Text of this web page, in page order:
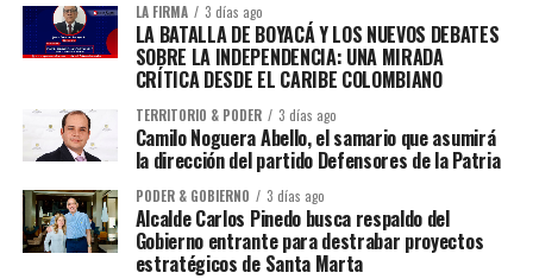
LA FIRMA 3 días ago
LA BATALLA DE BOYACÁ Y LOS NUEVOS DEBATES
SOBRE LA INDEPENDENCIA: UNA MIRADA
CRÍTICA DESDE EL CARIBE COLOMBIANO
TERRITORIO & PODER 3 días ago
Camilo Noguera Abello, el samario que asumirá
la dirección del partido Defensores de la Patria
PODER & GOBIERNO 3 días ago
Alcalde Carlos Pinedo busca respaldo del
Gobierno entrante para destrabar proyectos
estratégicos de Santa Marta